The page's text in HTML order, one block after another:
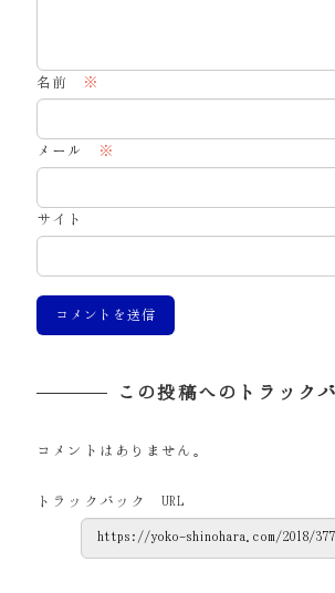
名前 ※
メール ※
サイト
この投稿へのトラック
コメントはありません。
トラックバック URL